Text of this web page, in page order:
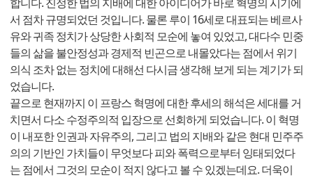
서 점차 규명되었던 것입니다. 물론 루이 16세로 대표되는 베르사
유와 귀족 정치가 상당한 사회적 모순에 놓여 있었고, 대다수 민중
들의 삶을 불안정성과 경제적 빈곤으로 내몰았다는 점에서 위기
의식 조차 없는 정치에 대해선 다시금 생각해 보게 되는 계기가 되
었습니다.
끝으로 현재까지 이 프랑스 혁명에 대한 후세의 해석은 세대를 거
치면서 다소 수정주의적 입장으로 선회하게 되었습니다. 이 혁명
이 내포한 인권과 자유주의, 그리고 법의 지배와 같은 현대 민주주
의의 기반인 가치들이 무엇보다 피와 폭력으로부터 잉태되었다
는 점에서 그것의 모순이 적지 않다고 볼 수 있겠는데요. 더욱이